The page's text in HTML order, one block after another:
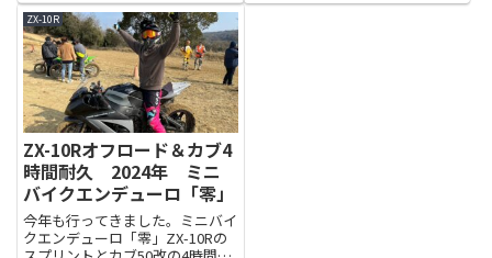
ロドロです。受付とライダーズミ
ーティングが終わればお～ぷんク
ラスは午前中ゆっくり。午前の...
す。これからもできる限り長く...
ZX-10R
ZX-10Rオフロード＆カブ4
時間耐久 2024年 ミニ
バイクエンデューロ「零」
今年も行ってきました。ミニバイ
クエンデューロ「零」ZX-10Rの